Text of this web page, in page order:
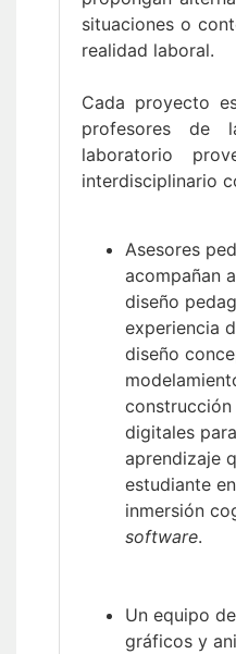
situaciones o
realidad laboral.
Cada proyecto
profesores de
laboratorio
interdisciplinario
Asesores
acompañan
diseño
experiencia
diseño
digitales
aprendizaje
estudiante
inmersión
software.
Un equipo
gráficos y